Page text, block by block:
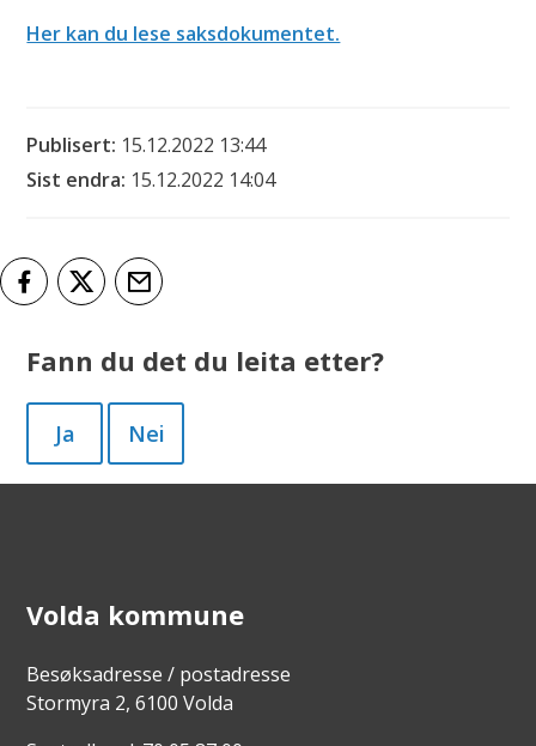
Her kan du lese saksdokumentet.
Publisert 15.12.2022 13:44
Sist endra 15.12.2022 14:04
Fann du det du leita etter?
Ja Nei
Volda kommune
Besøksadresse / postadresse
Stormyra 2, 6100 Volda